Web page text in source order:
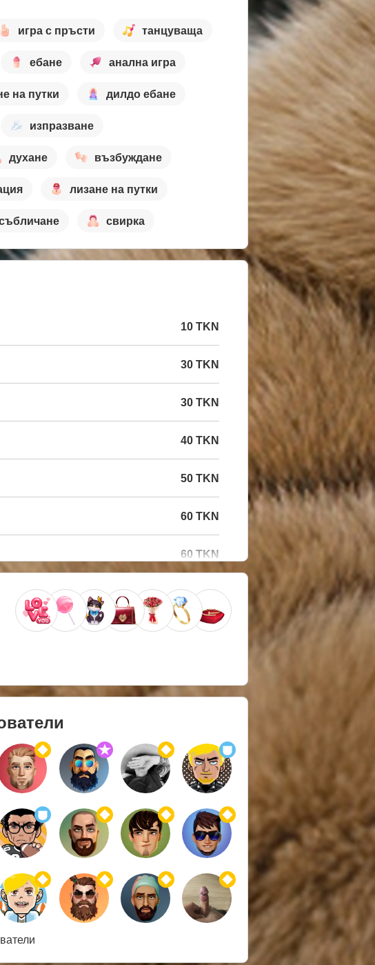
игра с пръсти танцуваща
ебане анална игра
на путки дилдо ебане
изпразване
духане възбуждане
лизане на путки
свирка
10 TKN
30 TKN
30 TKN
40 TKN
50 TKN
60 TKN
60 TKN